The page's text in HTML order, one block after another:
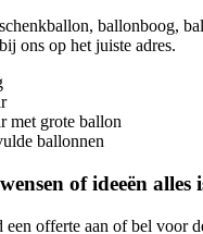
ballonboog,
ons op het juiste adres.
met grote ballon
ballonnen
of ideeën alles
offerte aan of bel voor